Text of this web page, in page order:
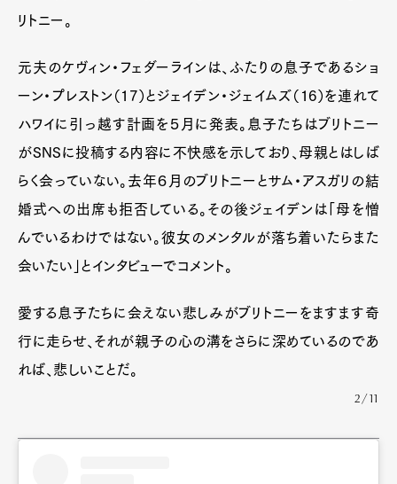
リトニー。
元夫のケヴィン・フェダーラインは、ふたりの息子であるショ
ーン・プレストン（17）とジェイデン・ジェイムズ（16）を連れて
ハワイに引っ越す計画を５月に発表。息子たちはブリトニー
がSNSに投稿する内容に不快感を示しており、母親とはしば
らく会っていない。去年６月のブリトニーとサム・アスガリの結
婚式への出席も拒否している。その後ジェイデンは「母を憎
んでいるわけではない。彼女のメンタルが落ち着いたらまた
会いたい」とインタビューでコメント。
愛する息子たちに会えない悲しみがブリトニーをますます奇
行に走らせ、それが親子の心の溝をさらに深めているのであ
れば、悲しいことだ。
2/11